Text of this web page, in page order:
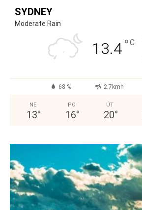
SYDNEY
Moderate Rain
13.4°C
68 % 2.7kmh
NE
13°
PO
16°
ÚT
20°